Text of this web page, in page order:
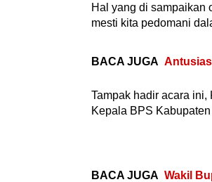
Hal yang di sampaikan
mesti kita pedomani
BACA JUGA
Tampak hadir acara
Kepala BPS
BACA JUGA Wakil